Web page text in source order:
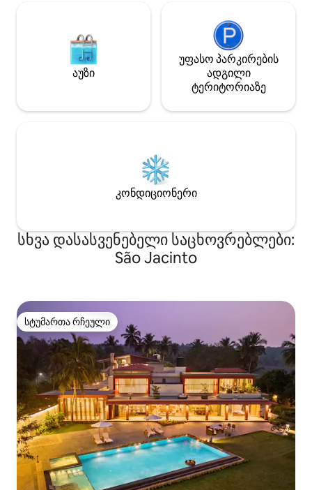
აუზი
უფასო პარკირების
ადგილი
ტერიტორიაზე
კონდიციონერი
სხვა დასასვენებელი საცხოვრებლები:
São Jacinto
სტუმართა რჩეული
სტუმართა რჩეული